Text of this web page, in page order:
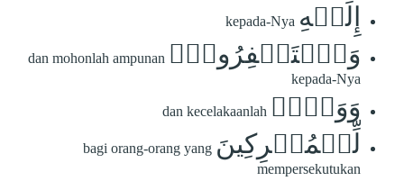
إِلَيۡهِ kepada-Nya
وَٱسۡتَغۡفِرُوهُۗ dan mohonlah ampunan
kepada-Nya
وَوَيۡلٞ dan kecelakaanlah
لِّلۡمُشۡرِكِينَ bagi orang-orang yang
mempersekutukan